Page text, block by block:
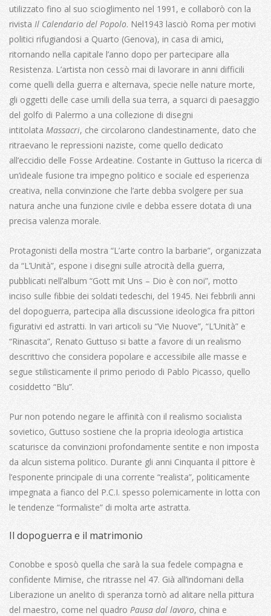
utilizzato fino al suo scioglimento nel 1991, e collaborò con la
rivista Il Calendario del Popolo. Nel1943 lasciò Roma per motivi
politici rifugiandosi a Quarto (Genova), in casa di amici,
ritornando nella capitale l’anno dopo per partecipare alla
Resistenza. L’artista non cessò mai di lavorare in anni difficili
come quelli della guerra e alternava, specie nelle nature morte,
gli oggetti delle case umili della sua terra, a squarci di paesaggio
del golfo di Palermo a una collezione di disegni
intitolata Massacri, che circolarono clandestinamente, dato che
ritraevano le repressioni naziste, come quello dedicato
all’eccidio delle Fosse Ardeatine. Costante in Guttuso la ricerca di
un’ideale fusione tra impegno politico e sociale ed esperienza
creativa, nella convinzione che l’arte debba svolgere per sua
natura anche una funzione civile e debba essere dotata di una
precisa valenza morale.
Protagonisti della mostra “L’arte contro la barbarie”, organizzata
da “L’Unità”, espone i disegni sulle atrocità della guerra,
pubblicati nell’album “Gott mit Uns – Dio è con noi”, motto
inciso sulle fibbie dei soldati tedeschi, del 1945. Nei febbrili anni
del dopoguerra, partecipa alla discussione ideologica fra pittori
figurativi ed astratti. In vari articoli su “Vie Nuove”, “L’Unità” e
“Rinascita”, Renato Guttuso si batte a favore di un realismo
descrittivo che considera popolare e accessibile alle masse e
segue stilisticamente il primo periodo di Pablo Picasso, quello
cosiddetto “Blu”.
Pur non potendo negare le affinità con il realismo socialista
sovietico, Guttuso sostiene che la propria ideologia artistica
scaturisce da convinzioni profondamente sentite e non imposta
da alcun sistema politico. Durante gli anni Cinquanta il pittore è
l’esponente principale di una corrente “realista”, politicamente
impegnata a fianco del P.C.I. spesso polemicamente in lotta con
le tendenze “formaliste” di molta arte astratta.
Il dopoguerra e il matrimonio
Conobbe e sposò quella che sarà la sua fedele compagna e
confidente Mimise, che ritrasse nel 47. Già all’indomani della
Liberazione un anelito di speranza tornò ad alitare nella pittura
del maestro, come nel quadro Pausa dal lavoro, china e